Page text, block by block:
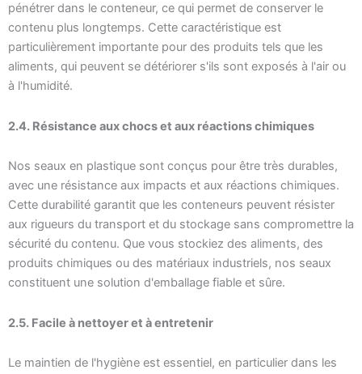
pénétrer dans le conteneur, ce qui permet de conserver le
contenu plus longtemps. Cette caractéristique est
particulièrement importante pour des produits tels que les
aliments, qui peuvent se détériorer s'ils sont exposés à l'air ou
à l'humidité.
2.4. Résistance aux chocs et aux réactions chimiques
Nos seaux en plastique sont conçus pour être très durables,
avec une résistance aux impacts et aux réactions chimiques.
Cette durabilité garantit que les conteneurs peuvent résister
aux rigueurs du transport et du stockage sans compromettre la
sécurité du contenu. Que vous stockiez des aliments, des
produits chimiques ou des matériaux industriels, nos seaux
constituent une solution d'emballage fiable et sûre.
2.5. Facile à nettoyer et à entretenir
Le maintien de l'hygiène est essentiel, en particulier dans les